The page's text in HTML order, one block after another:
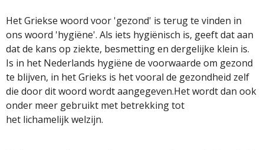
Het Griekse woord voor 'gezond' is terug te vinden in
ons woord 'hygiëne'. Als iets hygiënisch is, geeft dat aan
dat de kans op ziekte, besmetting en dergelijke klein is.
Is in het Nederlands hygiëne de voorwaarde om gezond
te blijven, in het Grieks is het vooral de gezondheid zelf
die door dit woord wordt aangegeven.Het wordt dan ook
onder meer gebruikt met betrekking tot
het lichamelijk welzijn.